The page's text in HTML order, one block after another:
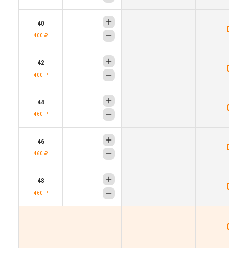
40
400 ₽
42
400 ₽
44
460 ₽
46
460 ₽
48
460 ₽